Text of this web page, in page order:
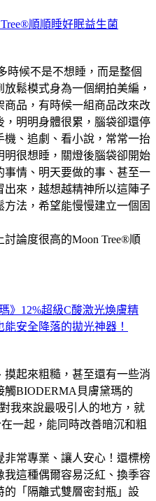
順順睡好眠益生菌
時候不是不想睡，而是整個
鬆模式身為一個網拍美編，
品，有時候一組商品改來改
明明身體很累，腦袋卻還停
、追劇、看小說，常常一抬
很想睡，關燈後腦袋卻開始
事情、明天要做的事、甚至一
來，越想越精神所以這陣子
法，希望能慢慢建立一個固
論度很高的Moon Tree®順
》12%超級C酸激光煥膚精
安全降落的拋光神器！
起來粗糙，甚至還有一些消
觸BIODERMA貝膚黛瑪的
我來說最吸引人的地方，就
一起，能同時改善暗沉和粗
常專業、讓人安心！還標榜
這種偶爾容易泛紅、換季容
「隔離式雙層密封瓶」設